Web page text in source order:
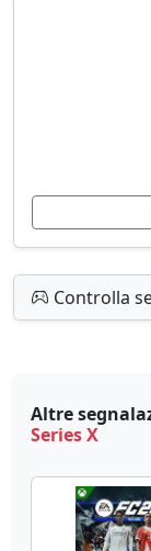
Controlla
Altre
Series X